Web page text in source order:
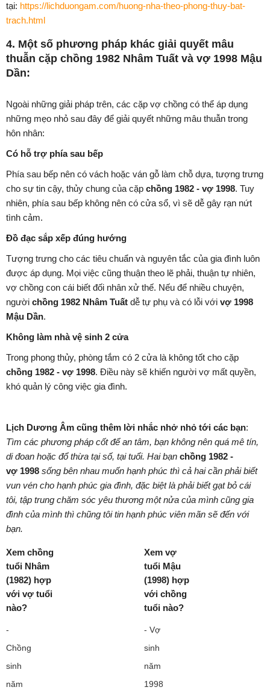
tại: https://lichduongam.com/huong-nha-theo-phong-thuy-bat-
trach.html
4. Một số phương pháp khác giải quyết mâu
thuẫn cặp chồng 1982 Nhâm Tuất và vợ 1998 Mậu
Dần:
Ngoài những giải pháp trên, các cặp vợ chồng có thể áp dụng
những mẹo nhỏ sau đây để giải quyết những mâu thuẫn trong
hôn nhân:
Có hỗ trợ phía sau bếp
Phía sau bếp nên có vách hoặc ván gỗ làm chỗ dựa, tượng trưng
cho sự tin cậy, thủy chung của cặp chồng 1982 - vợ 1998. Tuy
nhiên, phía sau bếp không nên có cửa sổ, vì sẽ dễ gây rạn nứt
tình cảm.
Đồ đạc sắp xếp đúng hướng
Tượng trưng cho các tiêu chuẩn và nguyên tắc của gia đình luôn
được áp dụng. Mọi việc cũng thuận theo lẽ phải, thuận tự nhiên,
vợ chồng con cái biết đối nhân xử thế. Nếu để nhiều chuyện,
người chồng 1982 Nhâm Tuất dễ tự phụ và có lỗi với vợ 1998
Mậu Dần.
Không làm nhà vệ sinh 2 cửa
Trong phong thủy, phòng tắm có 2 cửa là không tốt cho cặp
chồng 1982 - vợ 1998. Điều này sẽ khiến người vợ mất quyền,
khó quản lý công việc gia đình.
Lịch Dương Âm cũng thêm lời nhắc nhở nhỏ tới các bạn:
Tìm các phương pháp cốt để an tâm, bạn không nên quá mê tín,
di đoan hoặc đổ thừa tại số, tại tuổi. Hai bạn chồng 1982 -
vợ 1998 sống bên nhau muốn hạnh phúc thì cả hai cần phải biết
vun vén cho hạnh phúc gia đình, đặc biệt là phải biết gạt bỏ cái
tôi, tập trung chăm sóc yêu thương một nửa của mình cũng gia
đình của mình thì chũng tôi tin hạnh phúc viên mãn sẽ đến với
bạn.
Xem chồng
tuổi Nhâm
(1982) hợp
với vợ tuổi
nào?
-
Chồng
sinh
năm
Xem vợ
tuổi Mậu
(1998) hợp
với chồng
tuổi nào?
- Vợ
sinh
năm
1998